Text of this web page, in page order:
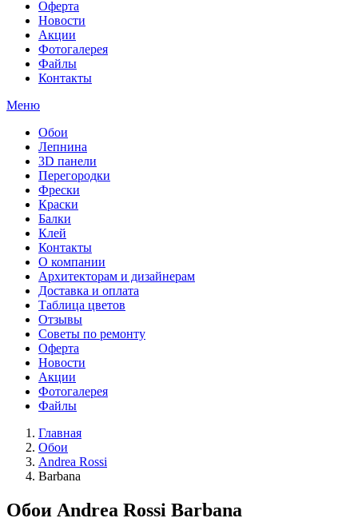
Оферта
Новости
Акции
Фотогалерея
Файлы
Контакты
Меню
Обои
Лепнина
3D панели
Перегородки
Фрески
Краски
Балки
Клей
Контакты
О компании
Архитекторам и дизайнерам
Доставка и оплата
Таблица цветов
Отзывы
Советы по ремонту
Оферта
Новости
Акции
Фотогалерея
Файлы
Главная
Обои
Andrea Rossi
Barbana
Обои Andrea Rossi Barbana